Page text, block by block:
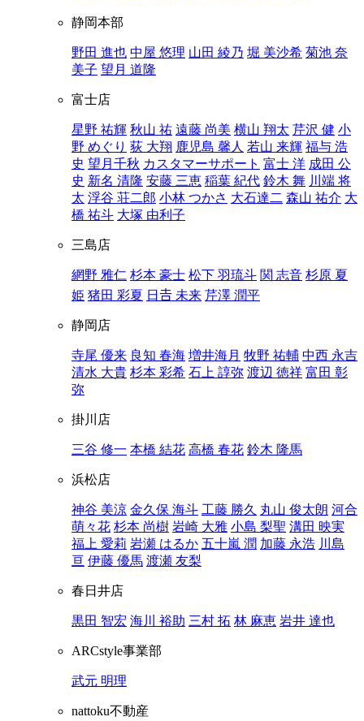
静岡本部
野田 進也 中屋 悠理 山田 綾乃 堀 美沙希 菊池 奈
美子 望月 道隆
富士店
星野 祐輝 秋山 祐 遠藤 尚美 横山 翔太 芹沢 健 小
野 めぐり 荻 大翔 鹿児島 馨人 若山 来輝 福与 浩
史 望月千秋 カスタマーサポート 富士 洋 成田 公
史 新名 清隆 安藤 三恵 稲葉 紀代 鈴木 舞 川端 将
太 浮谷 荘二郎 小林 つかさ 大石達二 森山 祐介 大
橋 祐斗 大塚 由利子
三島店
網野 雅仁 杉本 豪士 松下 羽琉斗 関 志音 杉原 夏
姫 猪田 彩夏 日𠮷 未来 芹澤 潤平
静岡店
寺尾 優来 良知 春海 増井海月 牧野 祐輔 中西 永吉
清水 大貴 杉本 彩希 石上 諄弥 渡辺 徳祥 富田 彰
弥
掛川店
三谷 修一 本橋 結花 高橋 春花 鈴木 隆馬
浜松店
神谷 美涼 金久保 海斗 工藤 勝久 丸山 俊太朗 河合
萌々花 杉本 尚樹 岩崎 大雅 小島 梨聖 溝田 映実
福上 愛莉 岩瀬 はるか 五十嵐 潤 加藤 永浩 川島
亘 伊藤 優馬 渡瀬 友梨
春日井店
黒田 智宏 海川 裕助 三村 拓 林 麻恵 岩井 達也
ARCstyle事業部
武元 明理
nattoku不動産